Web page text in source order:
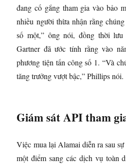
đang cố gắng tham gia vào bảo
nhiều người thừa nhận rằng
số một,” ông nói, đồng thời
Gartner đã ước tính rằng vào
phương tiện tấn công số 1. “Và
tăng trưởng vượt bậc,” Phillips nói.
Giám sát API tham
Việc mua lại Alamai diễn ra sau
một điểm sang các dịch vụ toàn